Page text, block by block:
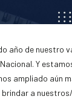
año de nuestro
Y
ampliado aún
a